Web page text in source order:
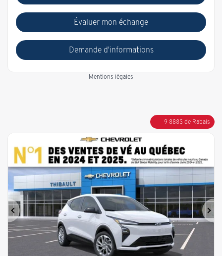
Évaluer mon échange
Demande d'informations
Mentions légales
9 888$ de Rabais
Précédent